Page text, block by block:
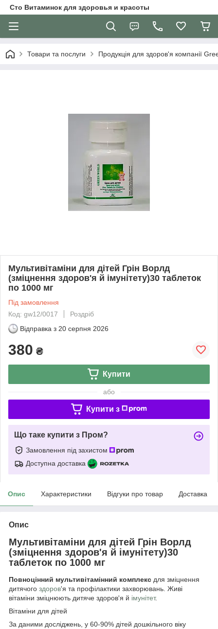
Сто Витаминок для здоровья и красоты
Товари та послуги Продукція для здоров'я компанії
Мультивітаміни для дітей Грін Ворлд
(зміцнення здоров'я й імунітету)30 таблеток
по 1000 мг
Під замовлення
Код: gw12/0017
Роздріб
Відправка з 20 серпня 2026
380 ₴
Купити
або
Купити з
Що таке купити з Пром?
Замовлення під захистом
Доступна доставка
Опис Характеристики Відгуки про товар Доставка
Опис
Мультивітаміни для дітей Грін Ворлд
(зміцнення здоров'я й імунітету)30
таблеток по 1000 мг
Повноцінний мультивітамінний комплекс для зміцнення
дитячого здоров'я та профілактики захворювань. Живі
вітаміни зміцнюють дитяче здоров'я й імунітет.
Вітаміни для дітей
За даними досліджень, у 60-90% дітей дошкільного віку